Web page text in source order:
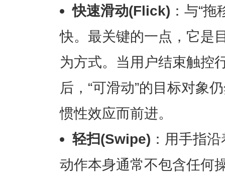
快速滑动(Flick) ：与“
快。最关键的一点，它是
为方式。当用户结束触控
后，“可滑动”的目标对象
惯性效应而前进。
轻扫(Swipe) ：用手指
动作本身通常不包含任何